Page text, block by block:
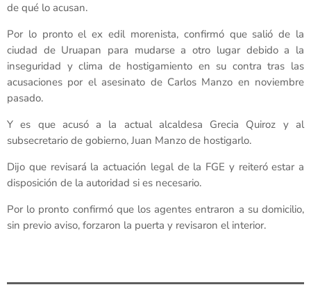
de qué lo acusan.
Por lo pronto el ex edil morenista, confirmó que salió de la
ciudad de Uruapan para mudarse a otro lugar debido a la
inseguridad y clima de hostigamiento en su contra tras las
acusaciones por el asesinato de Carlos Manzo en noviembre
pasado.
Y es que acusó a la actual alcaldesa Grecia Quiroz y al
subsecretario de gobierno, Juan Manzo de hostigarlo.
Dijo que revisará la actuación legal de la FGE y reiteró estar a
disposición de la autoridad si es necesario.
Por lo pronto confirmó que los agentes entraron a su domicilio,
sin previo aviso, forzaron la puerta y revisaron el interior.